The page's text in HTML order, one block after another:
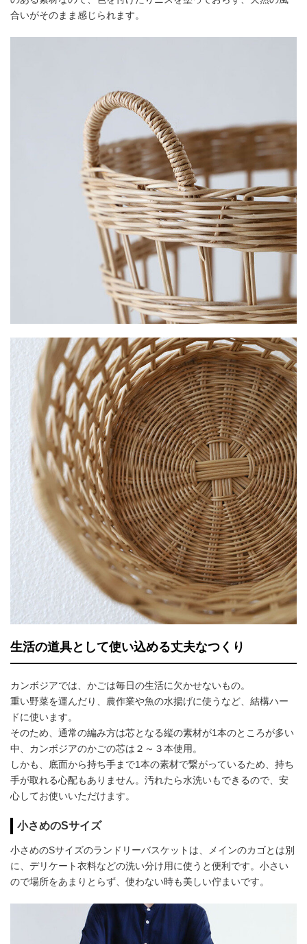
合いがそのまま感じられます。
生活の道具として使い込める丈夫なつくり
カンボジアでは、かごは毎日の生活に欠かせないもの。
重い野菜を運んだり、農作業や魚の水揚げに使うなど、結構ハー
ドに使います。
そのため、通常の編み方は芯となる縦の素材が1本のところが多い
中、カンボジアのかごの芯は２～３本使用。
しかも、底面から持ち手まで1本の素材で繋がっているため、持ち
手が取れる心配もありません。汚れたら水洗いもできるので、安
心してお使いいただけます。
小さめのSサイズ
小さめのSサイズのランドリーバスケットは、メインのカゴとは別
に、デリケート衣料などの洗い分け用に使うと便利です。小さい
ので場所をあまりとらず、使わない時も美しい佇まいです。